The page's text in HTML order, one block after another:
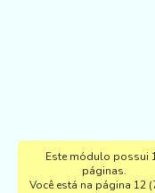
Este módulo possui
páginas.
Você está na página 12